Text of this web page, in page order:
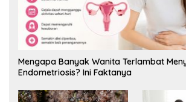
Mengapa Banyak Wanita Terlambat
Endometriosis? Ini Faktanya